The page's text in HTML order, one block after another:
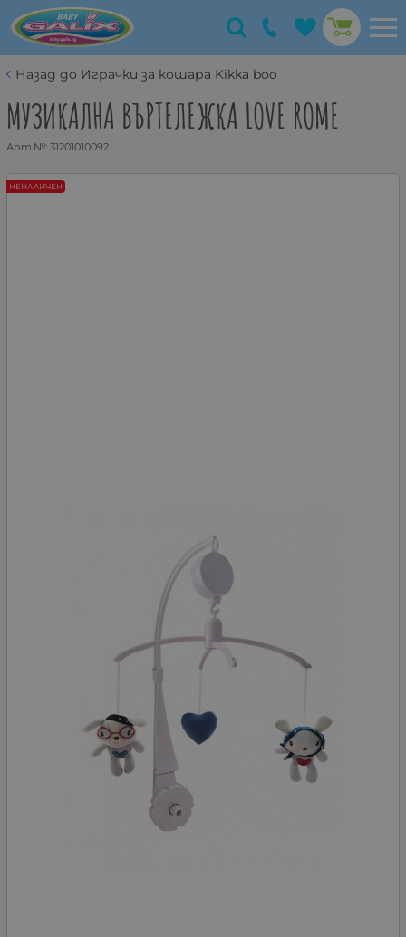
Назад до Играчки за кошара Kikka boo
МУЗИКАЛНА ВЪРТЕЛЕЖКА LOVE ROME
Арт.№: 31201010092
НЕНАЛИЧЕН